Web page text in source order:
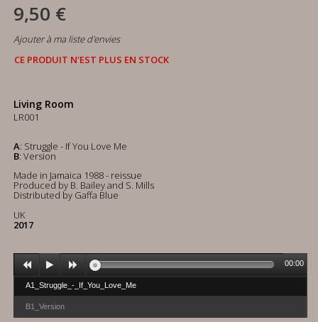
9,50 €
Ajouter à ma liste d'envies
CE PRODUIT N'EST PLUS EN STOCK
Living Room
LR001
A: Struggle - If You Love Me
B: Version
Made in Jamaica 1988 - reissue
Produced by B. Bailey and S. Mills
Distributed by Gaffa Blue
UK
2017
A1_Struggle_-_If_You_Love_Me
B1_Version
00:00